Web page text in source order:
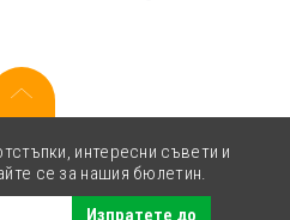
интересни съвети и
се за нашия бюлетин.
Изпратете до